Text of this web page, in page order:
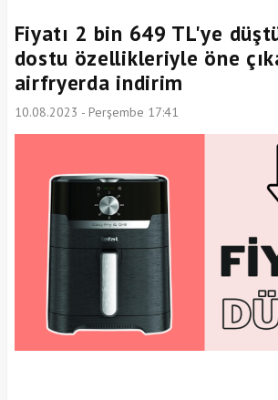
Fiyatı 2 bin 649 TL'ye
dostu özellikleriyle öne
airfryerda indirim
10.08.2023 - Perşembe 17:41